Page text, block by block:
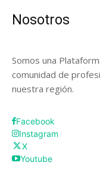
Nosotros
Somos una
comunidad de
nuestra región.
Facebook
Instagram
X
Youtube